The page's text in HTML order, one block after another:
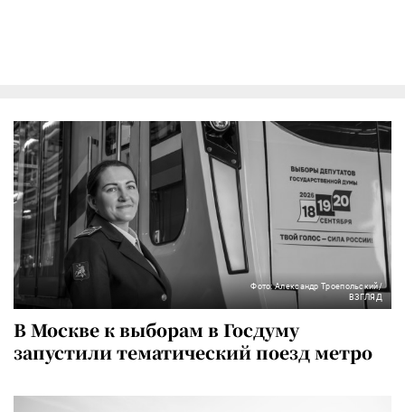
Фото: Александр Троепольский/
ВЗГЛЯД
В Москве к выборам в Госдуму
запустили тематический поезд метро